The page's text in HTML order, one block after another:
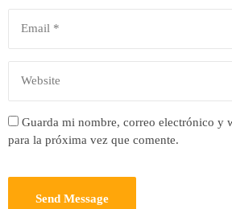
Guarda mi nombre, correo electrónico y
para la próxima vez que comente.